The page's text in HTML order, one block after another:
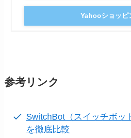
Yahooショッピ
参考リンク
SwitchBot（スイッチボッ
を徹底比較